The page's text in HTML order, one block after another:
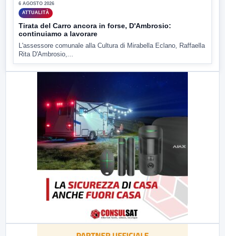
6 AGOSTO 2026
ATTUALITÀ
Tirata del Carro ancora in forse, D'Ambrosio:
continuiamo a lavorare
L'assessore comunale alla Cultura di Mirabella Eclano, Raffaella
Rita D'Ambrosio,...